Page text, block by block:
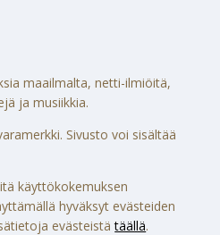
maailmalta, netti-ilmiöitä,
ja musiikkia.
Sivusto voi sisältää
käyttökokemuksen
hyväksyt evästeiden
evästeistätäällä.